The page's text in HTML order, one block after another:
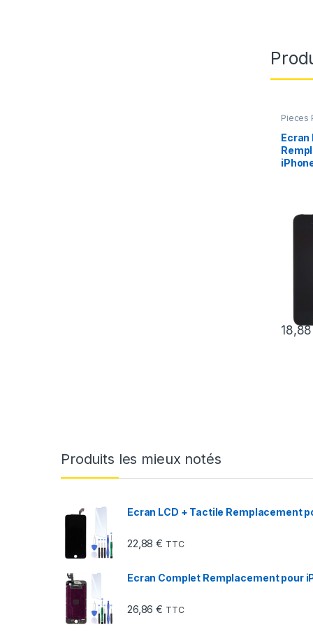
Pieces
Ecran
Produits les mieux notés
Ecran LCD + Tactile Remplacement
22,88€ TTC
Ecran Complet Remplacement pour
26,86€ TTC